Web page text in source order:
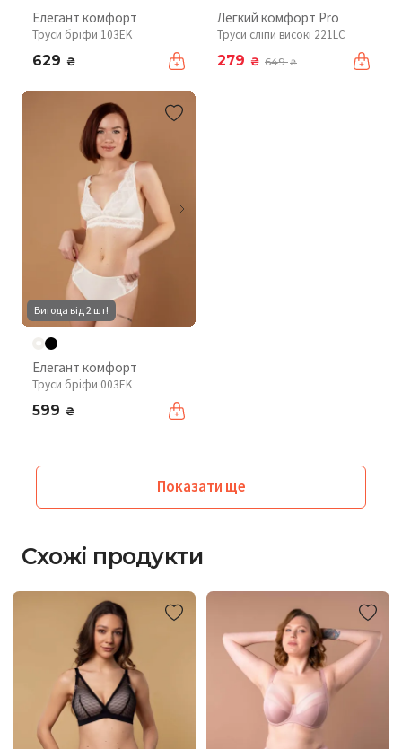
Елегант комфорт
Труси бріфи 103EK
629 ₴
Легкий комфорт Pro
Труси сліпи високі 221LC
279 ₴ 649₴
Вигода від 2 шт!
Елегант комфорт
Труси бріфи 003EK
599 ₴
Показати ще
Схожі продукти